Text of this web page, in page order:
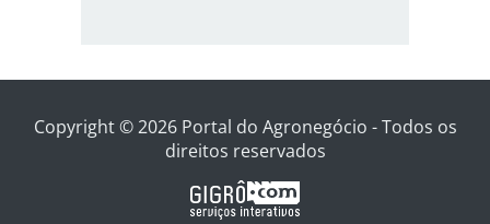
Copyright © 2026 Portal do Agronegócio - Todos os
direitos reservados